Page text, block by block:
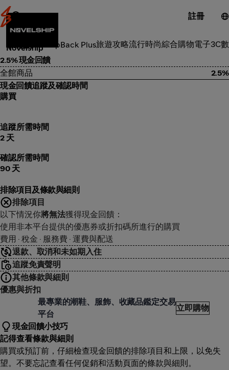
註冊
ShopBack Plus旅遊攻略流行時尚綜合購物電子3C
流行時尚
Novelship
2.5% 現金回饋
全館商品
2.5%
現金回饋追蹤及確認時間
購買
追蹤所需時間
2 天
確認所需時間
90 天
排除項目及條款與細則
排除項目
以下情況你將無法獲得現金回饋：
使用非本平台提供的優惠券或折扣碼所進行的購買
費用 · 稅金 · 服務費 · 運費與配送
退款、取消和未如期入住
追蹤免責聲明
其他條款與細則
優惠與折扣
最專業的潮鞋、服飾、收藏品鑑定交易
平台
立即購物
現金回饋小技巧
記得查看條款與細則
購買或預訂前，仔細檢查現金回饋的排除項目和上限，以免失
望。不要忘記查看任何促銷和活動頁面的條款與細則。